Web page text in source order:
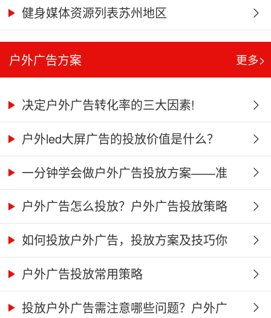
健身媒体资源列表苏州地区
户外广告方案 更多>
决定户外广告转化率的三大因素!
户外led大屏广告的投放价值是什么？
一分钟学会做户外广告投放方案——准
星...户外广告怎么投放？户外广告投放策略
分...如何投放户外广告，投放方案及技巧你
知...户外广告投放常用策略
投放户外广告需注意哪些问题？户外广